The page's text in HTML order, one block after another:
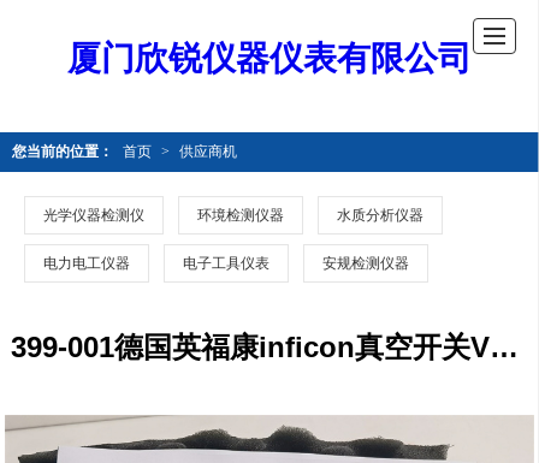
厦门欣锐仪器仪表有限公司
您当前的位置： 首页 > 供应商机
光学仪器检测仪 环境检测仪器 水质分析仪器
电力电工仪器 电子工具仪表 安规检测仪器
399-001德国英福康inficon真空开关VSA100